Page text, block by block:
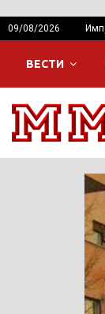
09/08/2026
ВЕСТИ